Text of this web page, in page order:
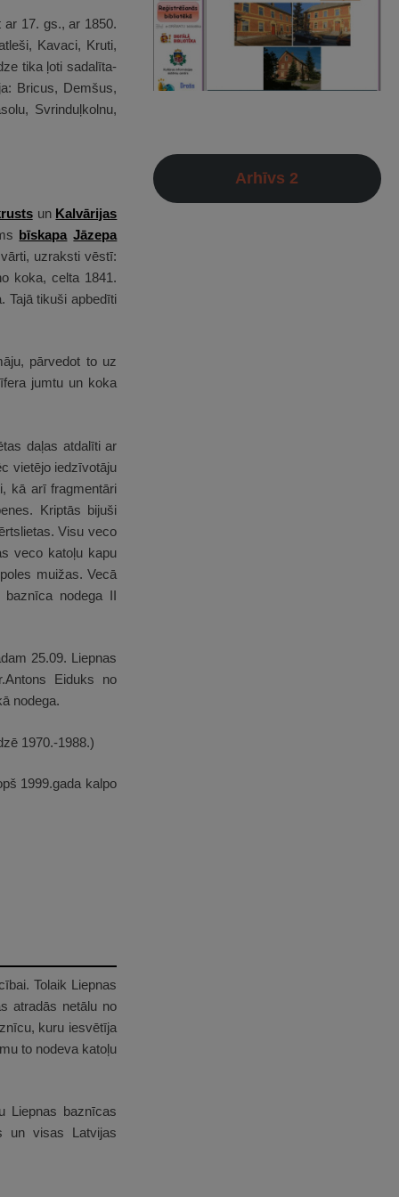
17. gs., ar 1850.
Kavaci, Kruti,
tika ļoti sadalīta-
Bricus, Demšus,
Svrinduļkolnu,
un Kalvārijas
bīskapa Jāzepa
uzraksti vēstī:
koka, celta 1841.
Tajā tikuši apbedīti
pārvedot to uz
jumtu un koka
daļas atdalīti ar
vietējo iedzīvotāju
kā arī fragmentāri
Kriptās bijuši
Visu veco
veco katoļu kapu
muižas. Vecā
nodega II
25.09. Liepnas
Eiduks no
nodega.
1970.-1988.)
1999.gada kalpo
Tolaik Liepnas
atradās netālu no
kuru iesvētīja
to nodeva katoļu
Liepnas baznīcas
un visas Latvijas
Arhīvs 2